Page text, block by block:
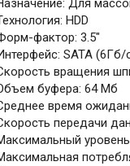
Для
HDD
фактор: 3.5"
SATA (6Гб/
вращения
буфера: 64 Мб
время
передачи